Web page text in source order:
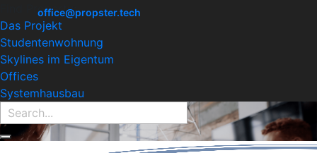
Find Property:
Das Projekt
Studentenwohnung
Skylines im Eigentum
Offices
Systemhausbau
office@propster.tech